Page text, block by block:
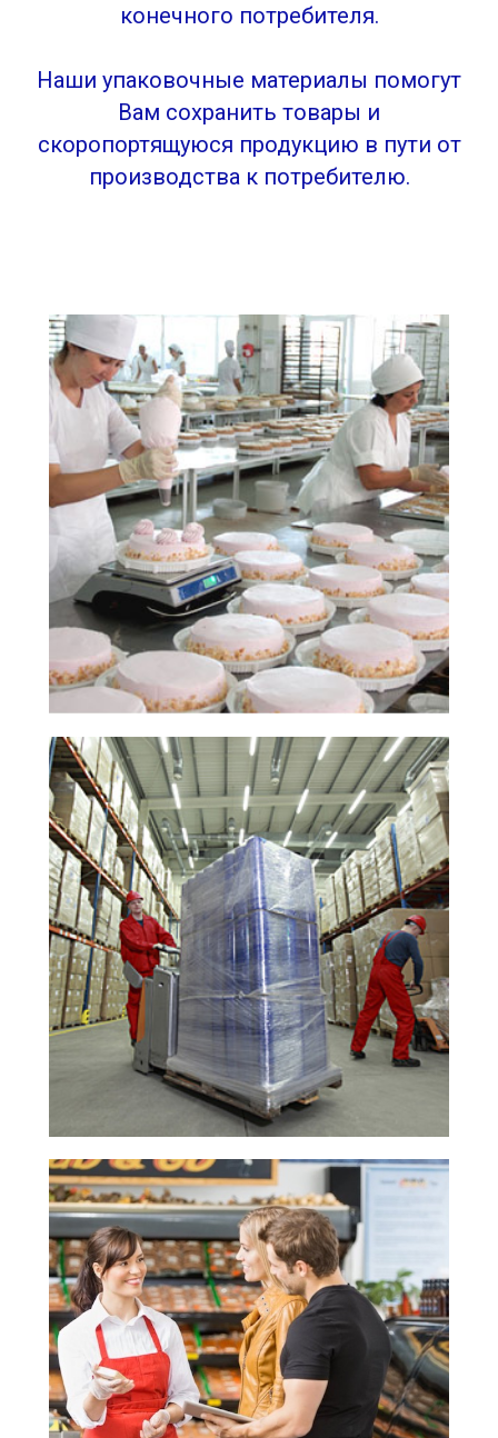
конечного потребителя.
Наши упаковочные материалы помогут
Вам сохранить товары и
скоропортящуюся продукцию в пути от
производства к потребителю.